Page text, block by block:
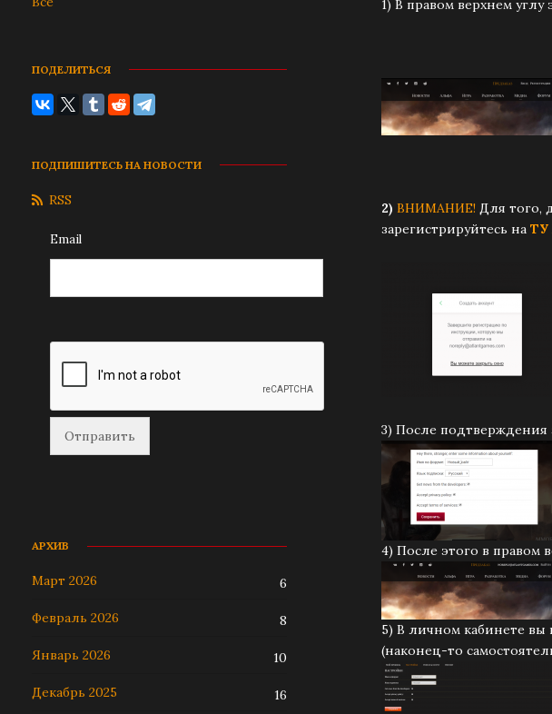
ПОДЕЛИТЬСЯ
ПОДПИШИТЕСЬ НА НОВОСТИ
RSS
Email
АРХИВ
Март 2026 6
Февраль 2026 8
Январь 2026 10
Декабрь 2025 16
1) В правом верхнем
2) ВНИМАНИЕ! Для того,
зарегистрируйтесь на
3) После
4) После этого в правом
5) В личном кабинете вы
(наконец-то